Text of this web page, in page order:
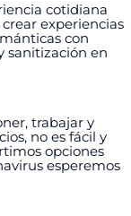
cotidiana
experiencias
con
sanitización en
trabajar y
no es fácil y
opciones
esperemos